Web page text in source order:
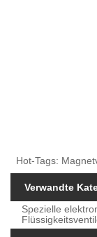
Hot-Tags:
Verwandte
Spezielle